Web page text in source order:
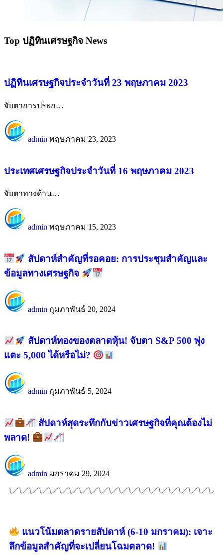
Top ปฏิทินเศรษฐกิจ News
ปฏิทินเศรษฐกิจประจำวันที่ 23 พฤษภาคม 2023
จับตาการประก…
admin พฤษภาคม 23, 2023
ประเทศเศรษฐกิจประจำวันที่ 16 พฤษภาคม 2023
จับตาทางด้าน…
admin พฤษภาคม 15, 2023
สัปดาห์สำคัญที่รอคอย: การประชุมสำคัญและ
ข้อมูลทางเศรษฐกิจ
admin กุมภาพันธ์ 20, 2024
สัปดาห์ทองของตลาดหุ้น! จับตา S&P 500 พุ่ง
แตะ 5,000 ได้หรือไม่?
admin กุมภาพันธ์ 5, 2024
สัปดาห์สุดระทึกกับข่าวเศรษฐกิจที่คุณต้องไม่
พลาด!
admin มกราคม 29, 2024
แนวโน้มตลาดรายสัปดาห์ (6-10 มกราคม): เจาะ
ลึกข้อมูลสำคัญที่จะเปลี่ยนโฉมตลาด!